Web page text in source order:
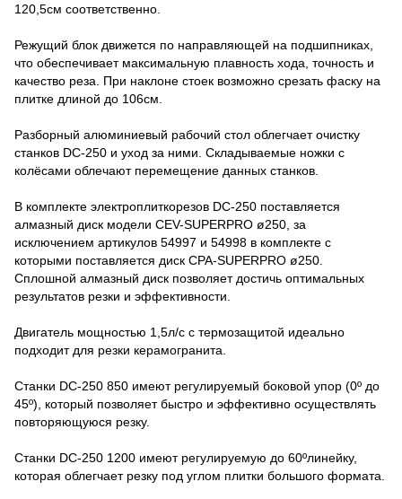
120,5см соответственно.
Режущий блок движется по направляющей на подшипниках,
что обеспечивает максимальную плавность хода, точность и
качество реза. При наклоне стоек возможно срезать фаску на
плитке длиной до 106см.
Разборный алюминиевый рабочий стол облегчает очистку
станков DC-250 и уход за ними. Складываемые ножки с
колёсами облечают перемещение данных станков.
В комплекте электроплиткорезов DC-250 поставляется
алмазный диск модели CEV-SUPERPRO ø250, за
исключением артикулов 54997 и 54998 в комплекте с
которыми поставляется диск CРА-SUPERPRO ø250.
Сплошной алмазный диск позволяет достичь оптимальных
результатов резки и эффективности.
Двигатель мощностью 1,5л/с с термозащитой идеально
подходит для резки керамогранита.
Станки DC-250 850 имеют регулируемый боковой упор (0º до
45º), который позволяет быстро и эффективно осуществлять
повторяющуюся резку.
Станки DC-250 1200 имеют регулируемую до 60ºлинейку,
которая облегчает резку под углом плитки большого формата.